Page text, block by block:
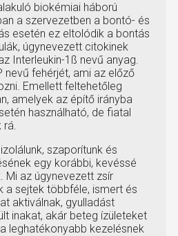
biokémiai háború
a szervezetben a bontó- és
esetén ez eltolódik a bontás
úgynevezett citokinek
Interleukin-1ß nevű anyag.
nevű fehérjét, ami az előző
Emellett feltehetőleg
amelyek az építő irányba
használható, de fiatal
rá.
szaporítunk és
egy korábbi, kevéssé
Mi az úgynevezett zsír
a sejtek többféle, ismert és
aktiválnak, gyulladást
inakat, akár beteg ízületeket
leghatékonyabb kezelésnek